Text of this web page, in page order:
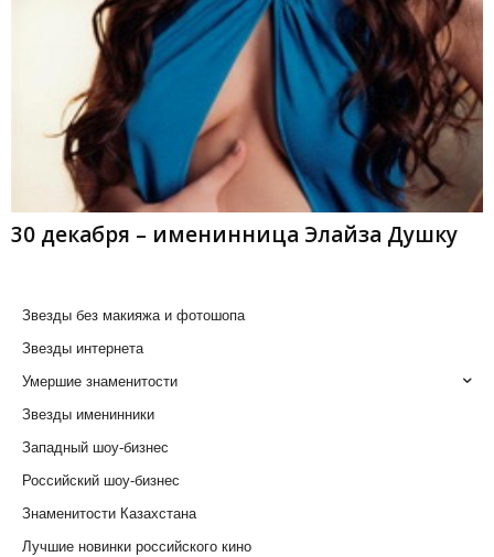
30 декабря – именинница Элайза Душку
Звезды без макияжа и фотошопа
Звезды интернета
Умершие знаменитости
Звезды именинники
Западный шоу-бизнес
Российский шоу-бизнес
Знаменитости Казахстана
Лучшие новинки российского кино